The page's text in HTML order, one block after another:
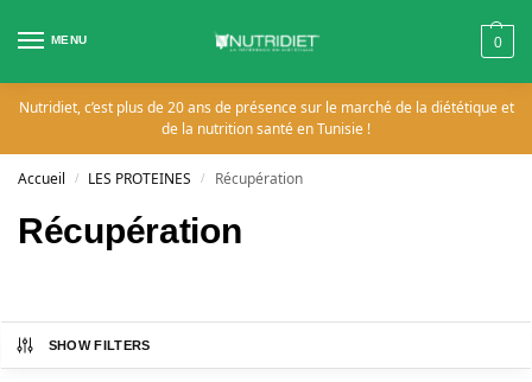
MENU 0
Nutridiet, c’est plus de 20 ans de présence sur le marché de la diététique et
de la nutrition santé en Tunisie !
Accueil / LES PROTEINES / Récupération
Récupération
SHOW FILTERS